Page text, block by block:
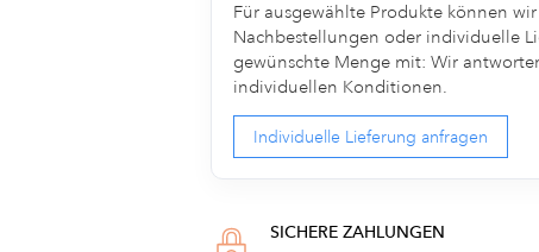
Für ausgewählte Produkte können
Nachbestellungen oder individuelle
gewünschte Menge mit: Wir
individuellen Konditionen.
Individuelle Lieferung anfragen
SICHERE ZAHLUNGEN